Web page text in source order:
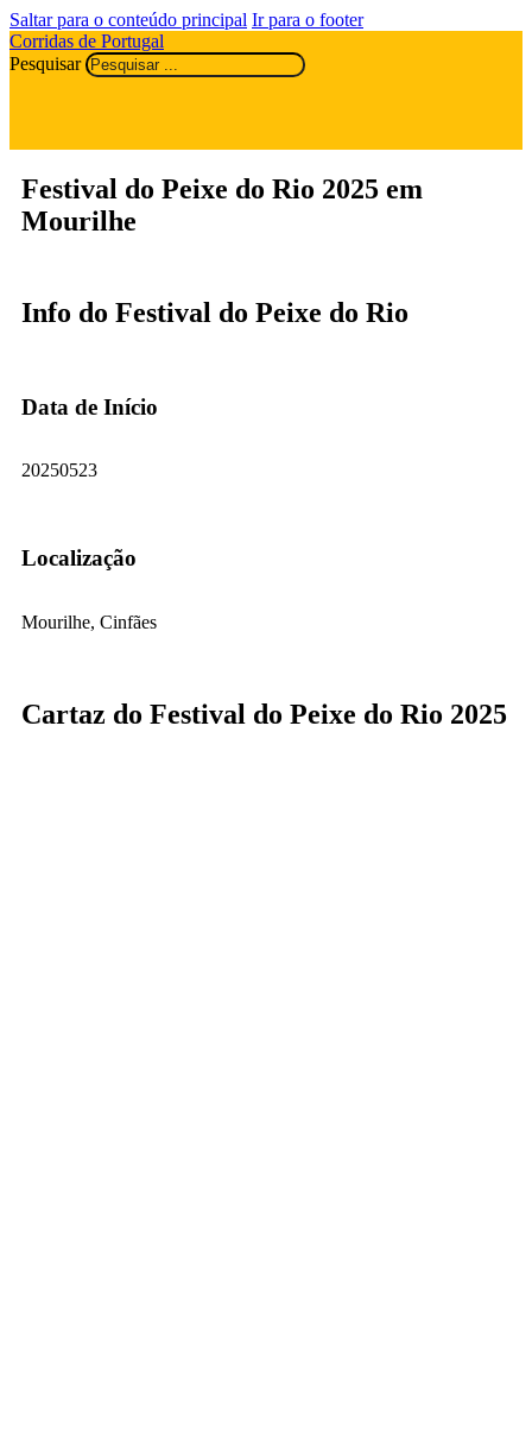
Saltar para o conteúdo principal Ir para o footer
Corridas de Portugal
Pesquisar
Festival do Peixe do Rio 2025 em
Mourilhe
Info do Festival do Peixe do Rio
Data de Início
20250523
Localização
Mourilhe, Cinfães
Cartaz do Festival do Peixe do Rio 2025